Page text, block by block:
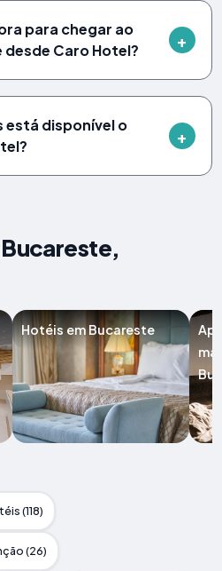
para chegar ao
Caro Hotel?
está disponível o
Hotéis em Bucareste
(118)
(26)